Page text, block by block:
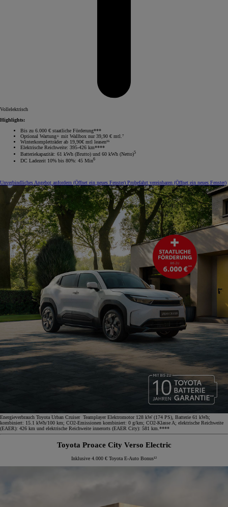
Vollelektrisch
Highlights:
Bis zu 6.000 € staatliche Förderung***
Optional Wartung+ mit Wallbox nur 39,90 € mtl.⁷
Winterkompletträder ab 19,90€ mtl leasen¹⁵
Elektrische Reichweite: 395-426 km****
Batteriekapazität: 61 kWh (Brutto) und 60 kWh (Netto)5
DC Ladezeit 10% bis 80%: 45 Min6
Unverbindliches Angebot anfordern (Öffnet ein neues Fenster) Probefahrt vereinbaren (Öffnet ein neues Fenster)
Energieverbrauch Toyota Urban Cruiser Teamplayer Elektromotor 128 kW (174 PS), Batterie 61 kWh;
kombiniert: 15.1 kWh/100 km; CO2-Emissionen kombiniert: 0 g/km; CO2-Klasse A; elektrische Reichweite
(EAER): 426 km und elektrische Reichweite innerorts (EAER City): 581 km.****
Toyota Proace City Verso Electric
Inklusive 4.000 € Toyota E-Auto Bonus¹²